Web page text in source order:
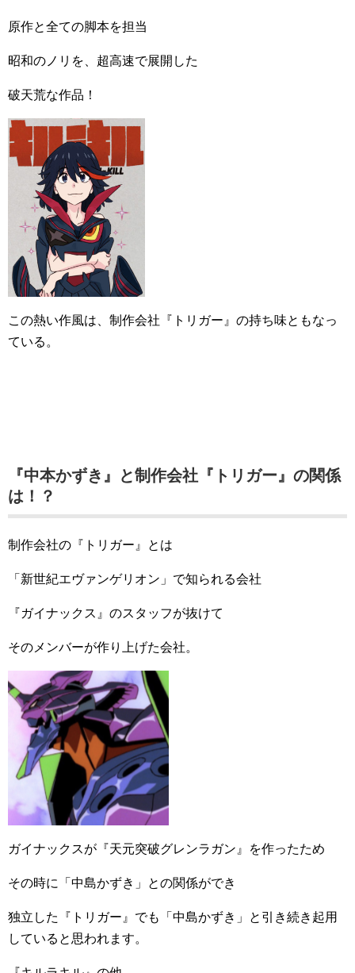
原作と全ての脚本を担当
昭和のノリを、超高速で展開した
破天荒な作品！
この熱い作風は、制作会社『トリガー』の持ち味ともなっ
ている。
『中本かずき』と制作会社『トリガー』の関係
は！？
制作会社の『トリガー』とは
「新世紀エヴァンゲリオン」で知られる会社
『ガイナックス』のスタッフが抜けて
そのメンバーが作り上げた会社。
ガイナックスが『天元突破グレンラガン』を作ったため
その時に「中島かずき」との関係ができ
独立した『トリガー』でも「中島かずき」と引き続き起用
していると思われます。